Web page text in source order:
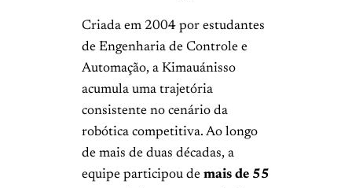
Criada em 2004 por estudantes
de Engenharia de Controle e
Automação, a Kimauánisso
acumula uma trajetória
consistente no cenário da
robótica competitiva. Ao longo
de mais de duas décadas, a
equipe participou de mais de 55